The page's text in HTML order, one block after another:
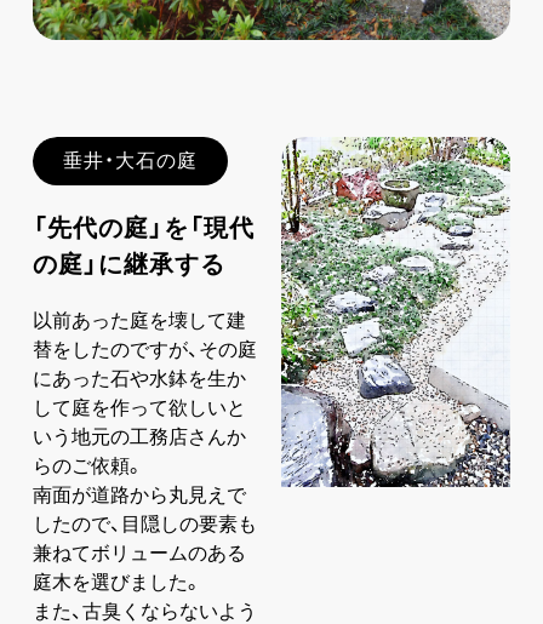
垂井・大石の庭
「先代の庭」を「現代
の庭」に継承する
以前あった庭を壊して建
替をしたのですが、その庭
にあった石や水鉢を生か
して庭を作って欲しいと
いう地元の工務店さんか
らのご依頼。
南面が道路から丸見えで
したので、目隠しの要素も
兼ねてボリュームのある
庭木を選びました。
また、古臭くならないよう